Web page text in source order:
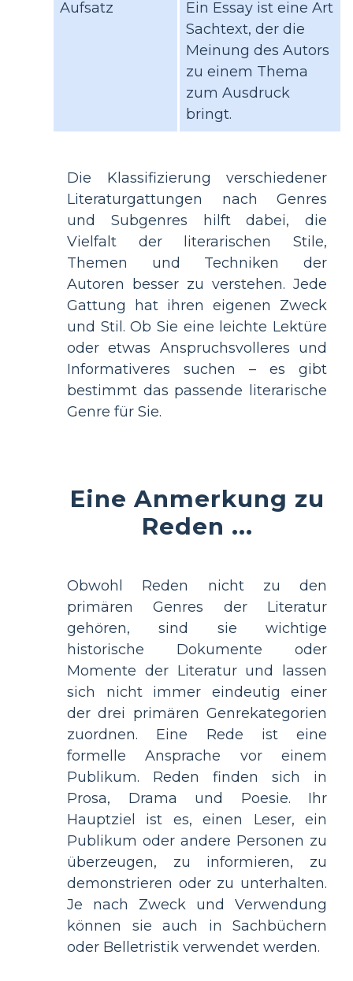
Aufsatz
Ein Essay ist eine Art
Sachtext, der die
Meinung des Autors
zu einem Thema
zum Ausdruck
bringt.
Die Klassifizierung verschiedener
Literaturgattungen nach Genres
und Subgenres hilft dabei, die
Vielfalt der literarischen Stile,
Themen und Techniken der
Autoren besser zu verstehen. Jede
Gattung hat ihren eigenen Zweck
und Stil. Ob Sie eine leichte Lektüre
oder etwas Anspruchsvolleres und
Informativeres suchen – es gibt
bestimmt das passende literarische
Genre für Sie.
Eine Anmerkung zu
Reden ...
Obwohl Reden nicht zu den
primären Genres der Literatur
gehören, sind sie wichtige
historische Dokumente oder
Momente der Literatur und lassen
sich nicht immer eindeutig einer
der drei primären Genrekategorien
zuordnen. Eine Rede ist eine
formelle Ansprache vor einem
Publikum. Reden finden sich in
Prosa, Drama und Poesie. Ihr
Hauptziel ist es, einen Leser, ein
Publikum oder andere Personen zu
überzeugen, zu informieren, zu
demonstrieren oder zu unterhalten.
Je nach Zweck und Verwendung
können sie auch in Sachbüchern
oder Belletristik verwendet werden.